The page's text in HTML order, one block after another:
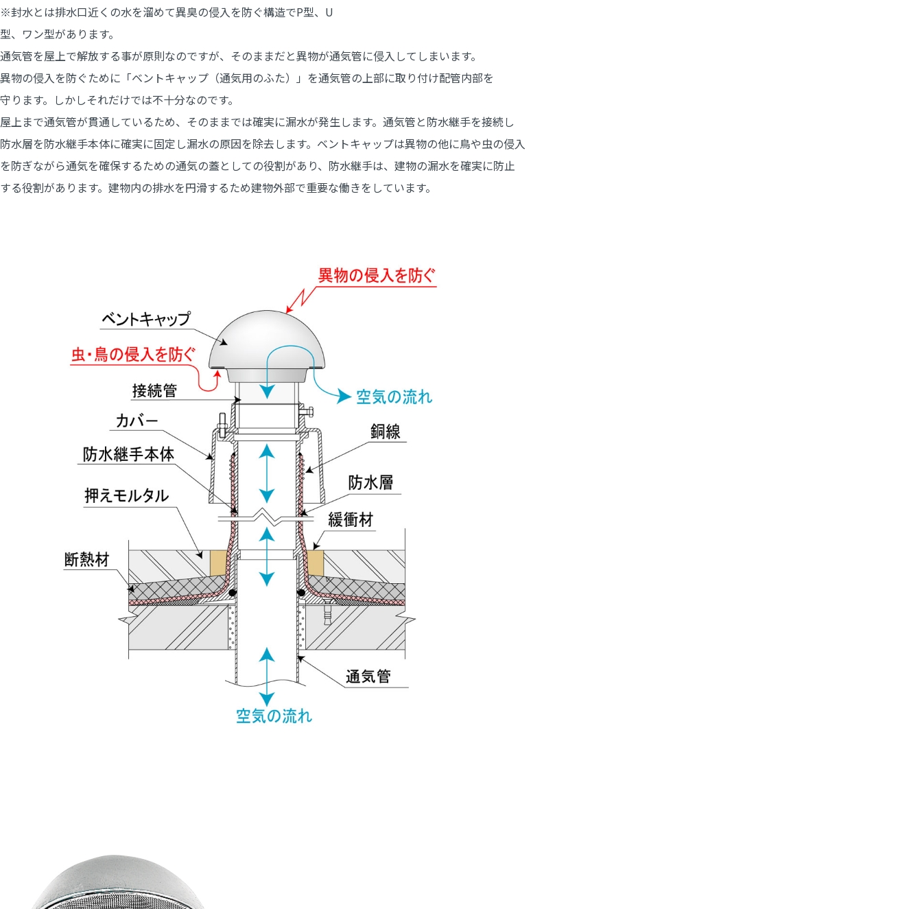
※封水とは排水口近くの水を溜めて異臭の侵入を防ぐ構造でP型、U
型、ワン型があります。
通気管を屋上で解放する事が原則なのですが、そのままだと異物が通気管に侵入してしまいます。
異物の侵入を防ぐために「ベントキャップ（通気用のふた）」を通気管の上部に取り付け配管内部を
守ります。しかしそれだけでは不十分なのです。
屋上まで通気管が貫通しているため、そのままでは確実に漏水が発生します。通気管と防水継手を接続し
防水層を防水継手本体に確実に固定し漏水の原因を除去します。ベントキャップは異物の他に鳥や虫の侵入
を防ぎながら通気を確保するための通気の蓋としての役割があり、防水継手は、建物の漏水を確実に防止
する役割があります。建物内の排水を円滑するため建物外部で重要な働きをしています。